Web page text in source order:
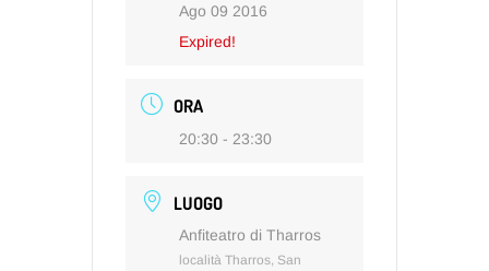
Ago 09 2016
Expired!
ORA
20:30 - 23:30
LUOGO
Anfiteatro di Tharros
località Tharros, San